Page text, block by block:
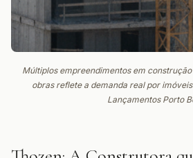
Múltiplos empreendimentos em
obras reflete a demanda real por
Lançamentos Porto